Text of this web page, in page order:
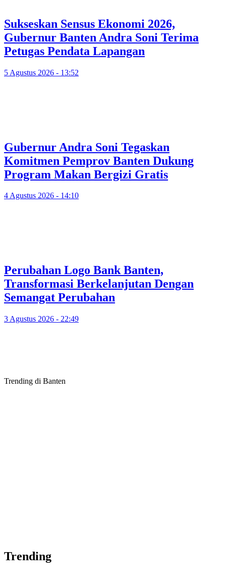
Sukseskan Sensus Ekonomi 2026,
Gubernur Banten Andra Soni Terima
Petugas Pendata Lapangan
5 Agustus 2026 - 13:52
Gubernur Andra Soni Tegaskan
Komitmen Pemprov Banten Dukung
Program Makan Bergizi Gratis
4 Agustus 2026 - 14:10
Perubahan Logo Bank Banten,
Transformasi Berkelanjutan Dengan
Semangat Perubahan
3 Agustus 2026 - 22:49
Trending di Banten
Trending